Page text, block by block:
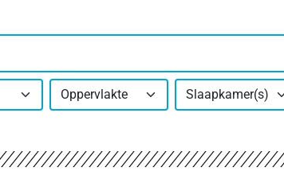
Oppervlakte Slaapkamer(s)